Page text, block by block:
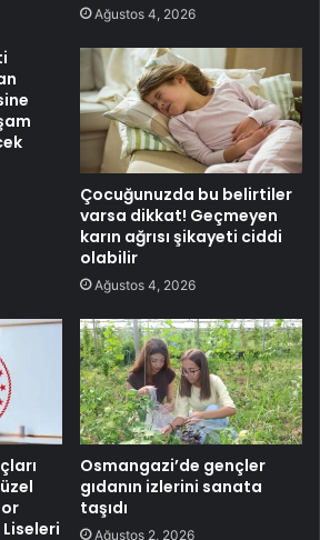
Ağustos 4, 2026
Çocuğunuzda bu belirtiler
varsa dikkat! Geçmeyen
karın ağrısı şikayeti ciddi
olabilir
Ağustos 4, 2026
Osmangazi’de gençler
gıdanın izlerini sanata
taşıdı
Ağustos 2, 2026